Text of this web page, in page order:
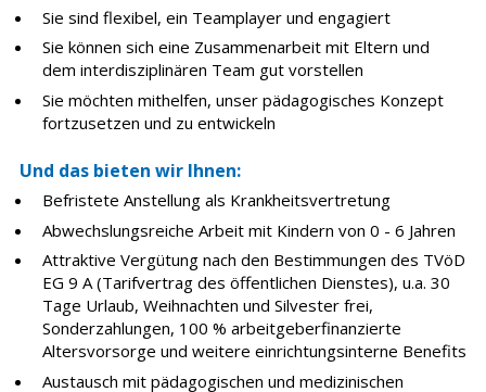
Sie sind flexibel, ein Teamplayer und engagiert
Sie können sich eine Zusammenarbeit mit Eltern und
dem interdisziplinären Team gut vorstellen
Sie möchten mithelfen, unser pädagogisches Konzept
fortzusetzen und zu entwickeln
Und das bieten wir Ihnen:
Befristete Anstellung als Krankheitsvertretung
Abwechslungsreiche Arbeit mit Kindern von 0 - 6 Jahren
Attraktive Vergütung nach den Bestimmungen des TVöD
EG 9 A (Tarifvertrag des öffentlichen Dienstes), u.a. 30
Tage Urlaub, Weihnachten und Silvester frei,
Sonderzahlungen, 100 % arbeitgeberfinanzierte
Altersvorsorge und weitere einrichtungsinterne Benefits
Austausch mit pädagogischen und medizinischen